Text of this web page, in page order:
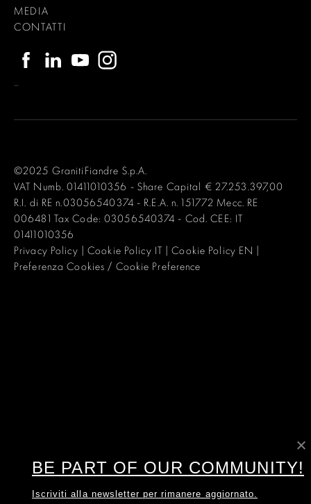
MEDIA
CONTATTI
–
©2025 GranitiFiandre S.p.A.
VAT Numb. 01411010356 - Share Capital € 27.253.397,00
R.I. di RE n.03056540374 - R.E.A. n. 151772 Mecc. RE
006481 Tax Code: 03056540374 - Cod. CEE: IT
01411010356
Privacy Policy |Cookie Policy IT |Cookie Policy EN |
Preferenza Cookies / Cookie Preference
BE PART OF OUR COMMUNITY!
Iscriviti alla newsletter per rimanere aggiornato.